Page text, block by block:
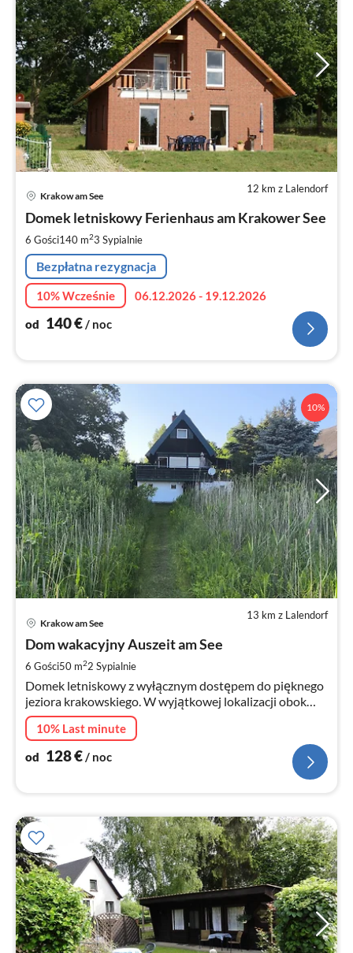
12 km z Lalendorf
Krakow am See
Domek letniskowy Ferienhaus am Krakower See
6 Gości140 m23 Sypialnie
Bezpłatna rezygnacja
10% Wcześnie
06.12.2026 - 19.12.2026
od 140€/ noc
10%
13 km z Lalendorf
Krakow am See
Dom wakacyjny Auszeit am See
6 Gości50 m22 Sypialnie
Domek letniskowy z wyłącznym dostępem do pięknego
jeziora krakowskiego. W wyjątkowej lokalizacji obok
naturalnego lasu. Ciesz się jeziorem, samotnością,
przyrodą, zwierzętami.
10% Last minute
od 128€/ noc